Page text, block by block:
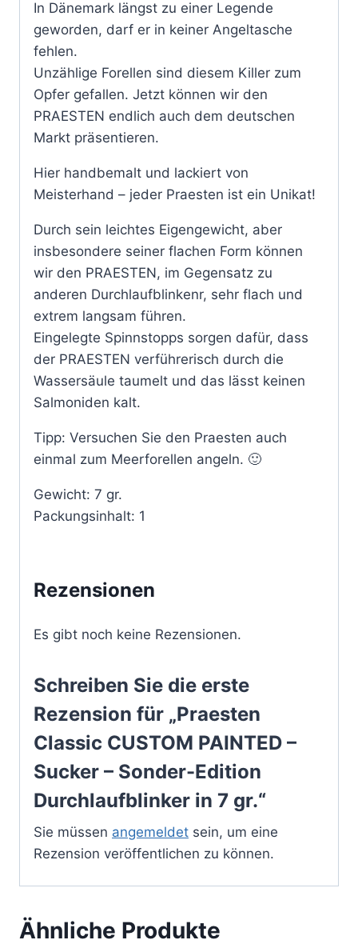
In Dänemark längst zu einer Legende
geworden, darf er in keiner Angeltasche
fehlen.
Unzählige Forellen sind diesem Killer zum
Opfer gefallen. Jetzt können wir den
PRAESTEN endlich auch dem deutschen
Markt präsentieren.
Hier handbemalt und lackiert von
Meisterhand – jeder Praesten ist ein Unikat!
Durch sein leichtes Eigengewicht, aber
insbesondere seiner flachen Form können
wir den PRAESTEN, im Gegensatz zu
anderen Durchlaufblinkenr, sehr flach und
extrem langsam führen.
Eingelegte Spinnstopps sorgen dafür, dass
der PRAESTEN verführerisch durch die
Wassersäule taumelt und das lässt keinen
Salmoniden kalt.
Tipp: Versuchen Sie den Praesten auch
einmal zum Meerforellen angeln. 🙂
Gewicht: 7 gr.
Packungsinhalt: 1
Rezensionen
Es gibt noch keine Rezensionen.
Schreiben Sie die erste
Rezension für „Praesten
Classic CUSTOM PAINTED –
Sucker – Sonder-Edition
Durchlaufblinker in 7 gr.“
Sie müssen angemeldet sein, um eine
Rezension veröffentlichen zu können.
Ähnliche Produkte